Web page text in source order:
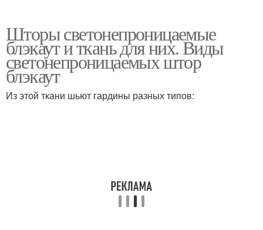
Шторы светонепроницаемые
блэкаут и ткань для них. Виды
светонепроницаемых штор
блэкаут
Из этой ткани шьют гардины разных типов: